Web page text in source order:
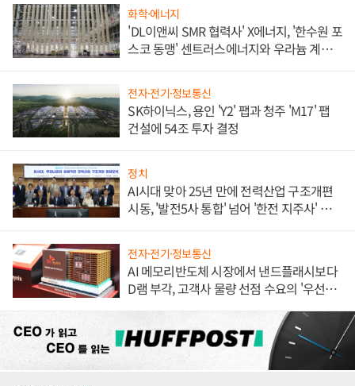
화학·에너지
'DL이앤씨 SMR 협력사' X에너지, '한수원 포
스코 동맹' 센트러스에너지와 우라늄 계약
전자·전기·정보통신
SK하이닉스, 용인 'Y2' 팹과 청주 'M17' 팹
건설에 54조 투자 결정
정치
AI시대 맞아 25년 만에 전력산업 구조개편
시동, '발전5사 통합' 넘어 '한전 지주사' 재편
전자·전기·정보통신
AI 메모리반도체 시장에서 낸드플래시보다
D램 부각, 고객사 물량 선점 수요의 '우선순